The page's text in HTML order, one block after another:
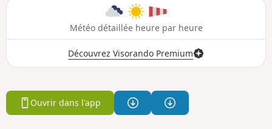
Météo détaillée heure par heure
Découvrez Visorando Premium
Ouvrir dans l'app